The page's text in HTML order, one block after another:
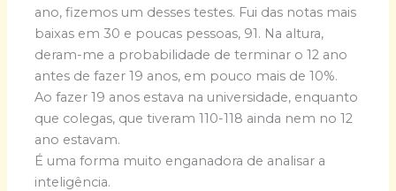
ano, fizemos um desses testes. Fui das notas mais
baixas em 30 e poucas pessoas, 91. Na altura,
deram-me a probabilidade de terminar o 12 ano
antes de fazer 19 anos, em pouco mais de 10%.
Ao fazer 19 anos estava na universidade, enquanto
que colegas, que tiveram 110-118 ainda nem no 12
ano estavam.
É uma forma muito enganadora de analisar a
inteligência.